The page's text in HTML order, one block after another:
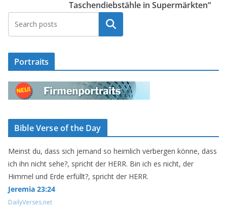
Taschendiebstähle in Supermärkten“
Suchen
Portraits
Bible Verse of the Day
Meinst du, dass sich jemand so heimlich verbergen könne, dass
ich ihn nicht sehe?, spricht der HERR. Bin ich es nicht, der
Himmel und Erde erfüllt?, spricht der HERR.
Jeremia 23:24
DailyVerses.net